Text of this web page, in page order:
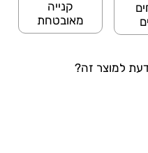
קנייה
מאובטחת
למוצר זה?